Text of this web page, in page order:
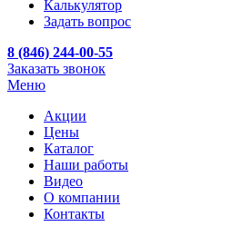
Калькулятор
Задать вопрос
8 (846) 244-00-55
Заказать звонок
Меню
Акции
Цены
Каталог
Наши работы
Видео
О компании
Контакты